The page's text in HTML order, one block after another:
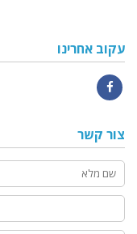
עקוב אחרינו
צור קשר